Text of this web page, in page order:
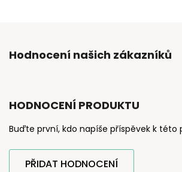
Hodnocení našich zákazníků
HODNOCENÍ PRODUKTU
Buďte první, kdo napíše příspěvek k této
PŘIDAT HODNOCENÍ